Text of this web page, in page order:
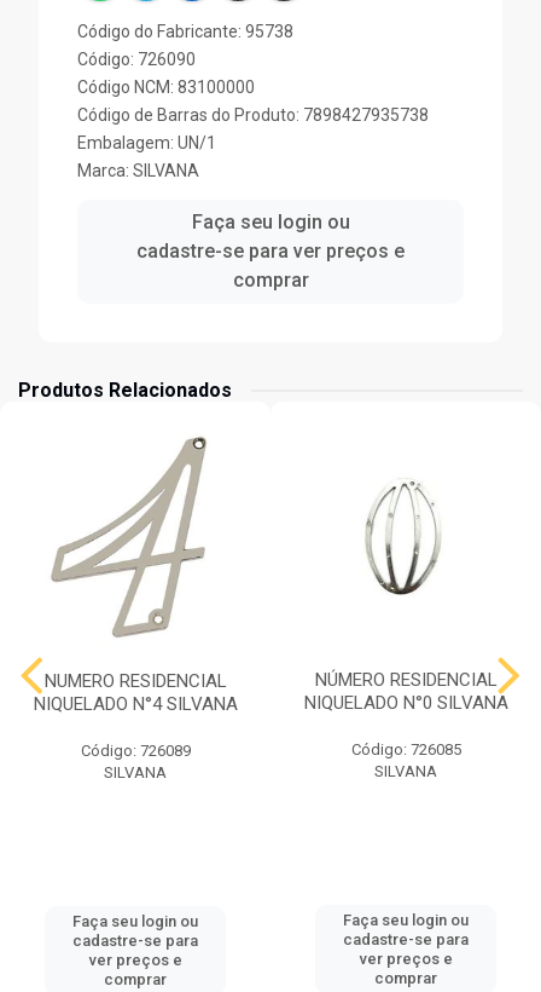
Código do Fabricante: 95738
Código: 726090
Código NCM: 83100000
Código de Barras do Produto: 7898427935738
Embalagem: UN/1
Marca: SILVANA
Faça seu login ou
cadastre-se para ver preços e
comprar
Produtos Relacionados
NUMERO RESIDENCIAL
NIQUELADO N°4 SILVANA
Código: 726089
SILVANA
Faça seu login ou
cadastre-se para
ver preços e
comprar
NÚMERO RESIDENCIAL
NIQUELADO N°0 SILVANA
Código: 726085
SILVANA
Faça seu login ou
cadastre-se para
ver preços e
comprar